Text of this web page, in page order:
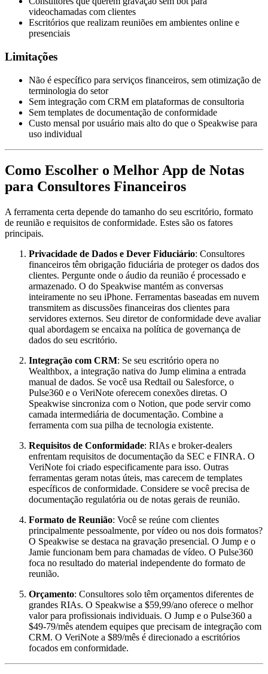
videochamadas com clientes
Escritórios que realizam reuniões em ambientes online e
presenciais
Limitações
Não é específico para serviços financeiros, sem otimização de
terminologia do setor
Sem integração com CRM em plataformas de consultoria
Sem templates de documentação de conformidade
Custo mensal por usuário mais alto do que o Speakwise para
uso individual
Como Escolher o Melhor App de Notas
para Consultores Financeiros
A ferramenta certa depende do tamanho do seu escritório, formato
de reunião e requisitos de conformidade. Estes são os fatores
principais.
Privacidade de Dados e Dever Fiduciário: Consultores
financeiros têm obrigação fiduciária de proteger os dados dos
clientes. Pergunte onde o áudio da reunião é processado e
armazenado. O do Speakwise mantém as conversas
inteiramente no seu iPhone. Ferramentas baseadas em nuvem
transmitem as discussões financeiras dos clientes para
servidores externos. Seu diretor de conformidade deve avaliar
qual abordagem se encaixa na política de governança de
dados do seu escritório.
Integração com CRM: Se seu escritório opera no
Wealthbox, a integração nativa do Jump elimina a entrada
manual de dados. Se você usa Redtail ou Salesforce, o
Pulse360 e o VeriNote oferecem conexões diretas. O
Speakwise sincroniza com o Notion, que pode servir como
camada intermediária de documentação. Combine a
ferramenta com sua pilha de tecnologia existente.
Requisitos de Conformidade: RIAs e broker-dealers
enfrentam requisitos de documentação da SEC e FINRA. O
VeriNote foi criado especificamente para isso. Outras
ferramentas geram notas úteis, mas carecem de templates
específicos de conformidade. Considere se você precisa de
documentação regulatória ou de notas gerais de reunião.
Formato de Reunião: Você se reúne com clientes
principalmente pessoalmente, por vídeo ou nos dois formatos?
O Speakwise se destaca na gravação presencial. O Jump e o
Jamie funcionam bem para chamadas de vídeo. O Pulse360
foca no resultado do material independente do formato de
reunião.
Orçamento: Consultores solo têm orçamentos diferentes de
grandes RIAs. O Speakwise a $59,99/ano oferece o melhor
valor para profissionais individuais. O Jump e o Pulse360 a
$49-79/mês atendem equipes que precisam de integração com
CRM. O VeriNote a $89/mês é direcionado a escritórios
focados em conformidade.